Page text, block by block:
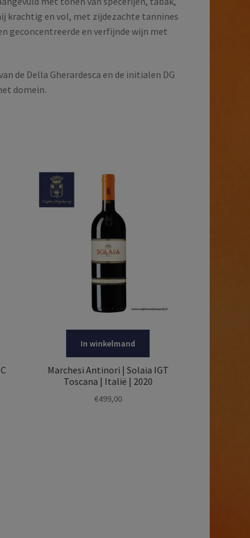
krachtig en vol, met zijdezachte tannines
geconcentreerde en verfijnde wijn met
de Della Gherardesca en de initialen DG
domein.
In winkelmand
Marchesi Antinori | Solaia IGT
Toscana | Italië | 2020
€499,00